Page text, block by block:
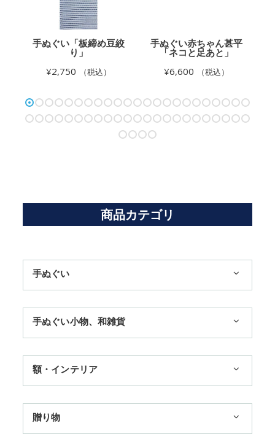
手ぬぐい「板締め豆絞
り」
¥2,750 （税込）
手ぬぐい赤ちゃん甚平
「ネコと足あと」
¥6,600 （税込）
商品カテゴリ
手ぬぐい
3,300円まで
11,000円まで
季節のおすすめ
手ぬぐい小物、和雑貨
扇子
トートバッグ
額・インテリア
TokyoTokyo選定商品
贈り物